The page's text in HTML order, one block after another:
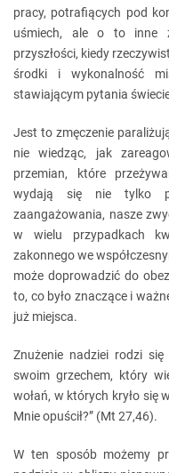
pracy, potrafiących pod
uśmiech, ale o to inne
przyszłości, kiedy
środki i wykonalność
stawiającym pytania
Jest to zmęczenie
nie wiedząc, jak
przemian, które
wydają się nie tylko
zaangażowania, nasze
w wielu przypadkach
zakonnego we
może doprowadzić do
to, co było znaczące i
już miejsca.
Znużenie nadziei rodzi
swoim grzechem, który
wołań, w których kryło się
Mnie opuścił?” (Mt 27,46).
W ten sposób możemy